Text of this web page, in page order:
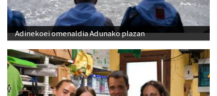
Adinekoei omenaldia Adunako plazan